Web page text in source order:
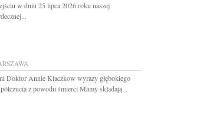
w dniu 25 lipca 2026 roku naszej
Doktor Annie Kłaczkow wyrazy głębokiego
z powodu śmierci Mamy składają...